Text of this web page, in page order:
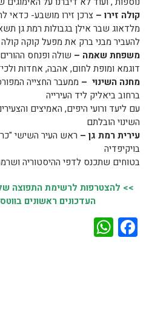
קולה זירו – צרכן זירו מושבע- כדאי
מלדאוג שבר אילן בגבולות רמת גן
להעביר מבני ברק את מפעל קוקה
משפחת שאמה – שולה ופנחס
דוגמא ומופת לחום, אהבה, אחדות
מחנה השינוי – ממעבר החצייה
ברחוב ביאליק ליד העירייה
עם ליעד ורועי היפים, האמיצים
השינוי הובלתם
עירית רמת גן – ראש העיר השישי
בויקיפדיה
בטוחים שתכנס לדפי ההיסטוריה
>> להצטרפות לרשימת התפוצה
העדכונים ראשונים
Facebook